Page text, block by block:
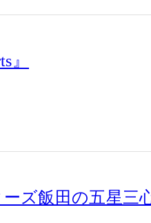
』
ズ飯田の五星三